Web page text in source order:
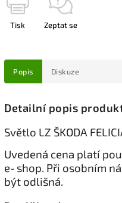
Tisk Zeptat se
Popis Diskuze
Detailní popis
Světlo LZ ŠKODA
Uvedená cena platí
e‑shop. Při osobním
být odlišná.